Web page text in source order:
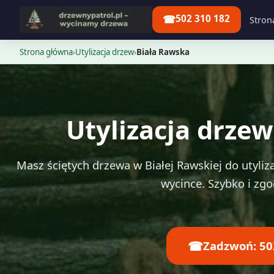
☎502 310 182
Strona główna›Utylizacja drzew›Biała Rawska
Utylizacja
Masz ściętych drzewa w Białej Rawskiej do
wycince. Szybko i
☎Zadzwoń: